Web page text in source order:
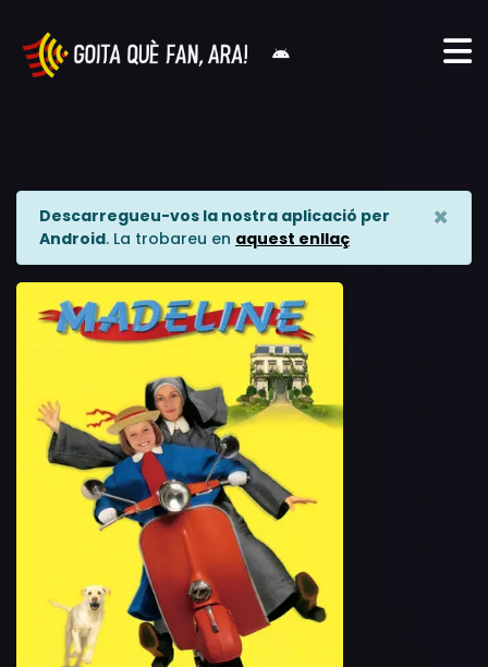
Descarregueu-vos la nostra aplicació per
Android. La trobareu en aquest enllaç
×